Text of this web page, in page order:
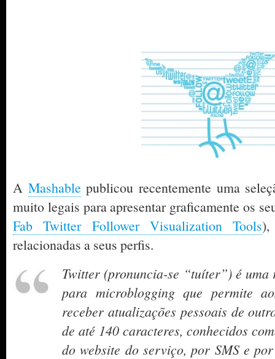
A Mashablepublicou recentemente uma
muito legais para apresentar graficamente os
Fab Twitter Follower Visualization Tools),
relacionadas a seus perfis.
Twitter (pronuncia-se “tuíter”) é
para microblogging que permite
receber atualizações pessoais de
de até 140 caracteres, conhecidos
do website do serviço, por SMS e